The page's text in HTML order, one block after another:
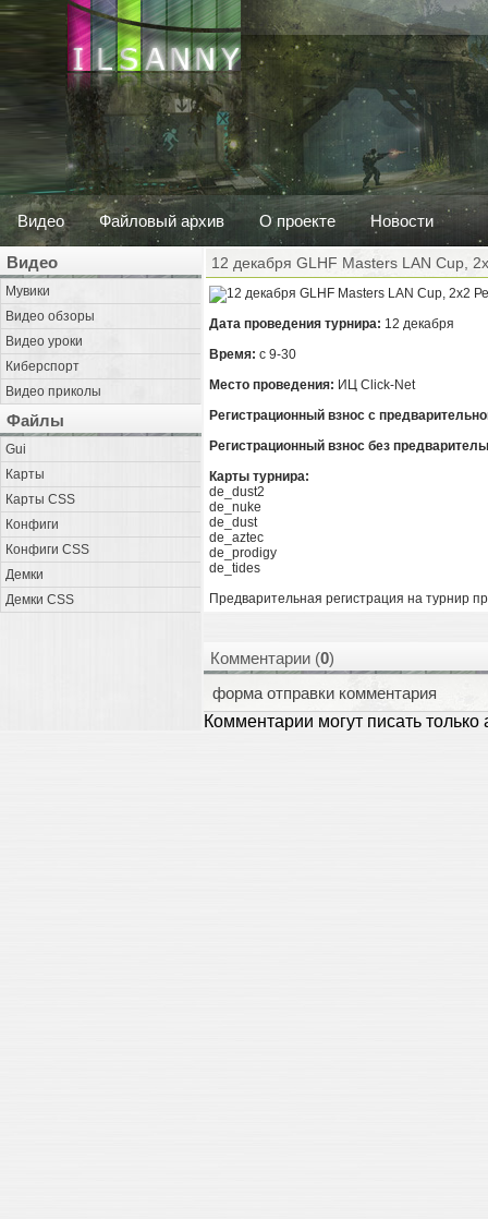
Видео Файловый архив О проекте Новости
Видео
Мувики
Видео обзоры
Видео уроки
Киберспорт
Видео приколы
Файлы
Gui
Карты
Карты CSS
Конфиги
Конфиги CSS
Демки
Демки CSS
12 декабря GLHF Masters LAN Cup,
Дата проведения турнира: 12 декабря
Время: с 9-30
Место проведения: ИЦ Click-Net
Регистрационный взнос с
Регистрационный взнос без
Карты турнира:
de_dust2
de_nuke
de_dust
de_aztec
de_prodigy
de_tides
Предварительная регистрация на турнир
Комментарии (0)
форма отправки комментария
Комментарии могут писать